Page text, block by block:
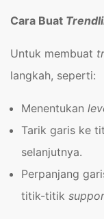
Cara Buat
Untuk membuat
langkah, seperti:
Menentukan
Tarik garis ke
selanjutnya.
Perpanjang
titik-titik